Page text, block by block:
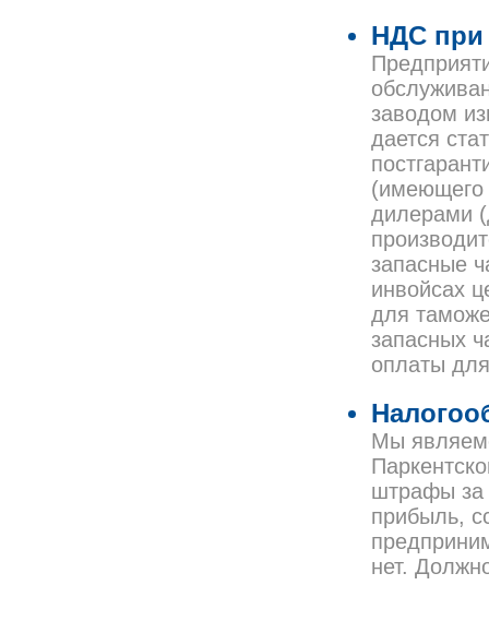
НДС при
заводом
дается
(имеющего
дилерами
запасные
инвойсах
для
запасных
оплаты
Мы
штрафы за
прибыль,
нет.